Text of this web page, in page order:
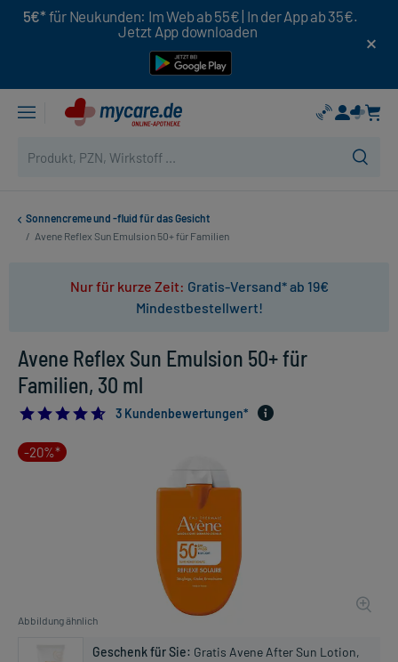
5€* für Neukunden: Im Web ab 55€ | In der App ab 35€.
Jetzt App downloaden
Sonnencreme und -fluid für das Gesicht
/ Avene Reflex Sun Emulsion 50+ für Familien
Nur für kurze Zeit: Gratis-Versand* ab 19€
Mindestbestellwert!
Avene Reflex Sun Emulsion 50+ für
Familien, 30 ml
4.666666666666667
3 Kundenbewertungen*
-20%*
Abbildung ähnlich
Geschenk für Sie: Gratis Avene After Sun Lotion,